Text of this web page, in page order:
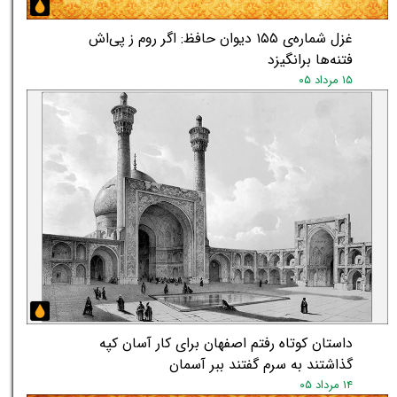
★
غزل شماره‌ی ۱۵۵ دیوان حافظ: اگر روم ز پی‌اش
فتنه‌ها برانگیزد
۱۵ مرداد ۰۵
داستان کوتاه رفتم اصفهان برای کار آسان کپه
گذاشتند به سرم گفتند ببر آسمان
۱۴ مرداد ۰۵